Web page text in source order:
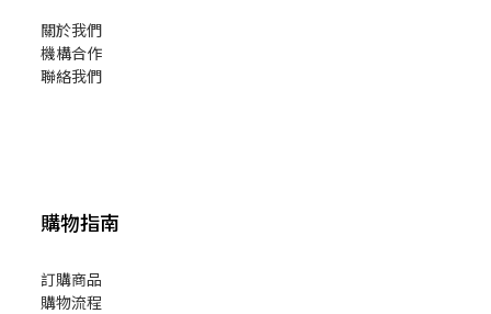
關於我們
機構合作
聯絡我們
購物指南
訂購商品
購物流程